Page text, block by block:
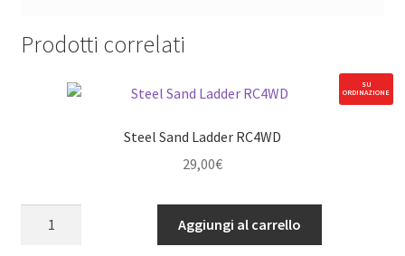
Prodotti correlati
SU
ORDINAZIONE
Steel Sand Ladder RC4WD
29,00€
Aggiungi al carrello